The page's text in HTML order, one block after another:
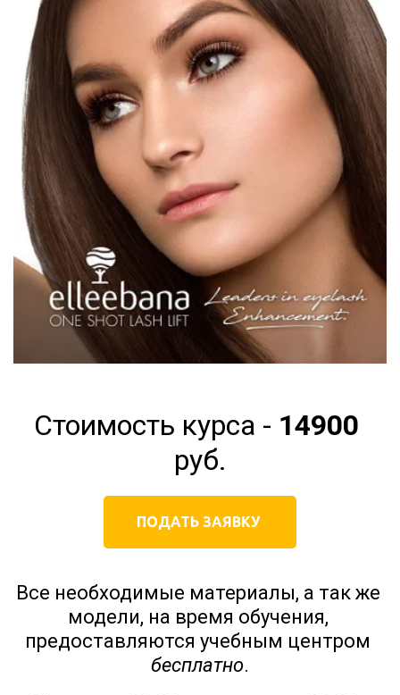
Стоимость курса - 14900
руб.
ПОДАТЬ ЗАЯВКУ
Все необходимые материалы, а так же
модели, на время обучения,
бесплатно.